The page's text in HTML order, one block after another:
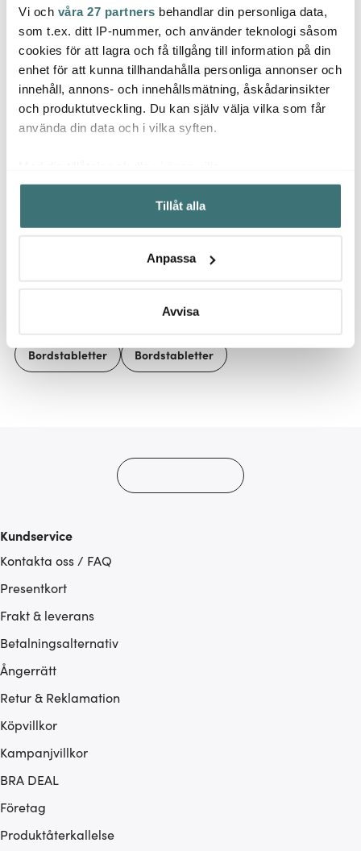
Vi och våra 27 partners behandlar din personliga data,
som t.ex. ditt IP-nummer, och använder teknologi såsom
cookies för att lagra och få tillgång till information på din
enhet för att kunna tillhandahålla personliga annonser och
innehåll, annons- och innehållsmätning, åskådarinsikter
och produktutveckling. Du kan själv välja vilka som får
använda din data och i vilka syften.
Samla in information om din geografiska plats som
kan ha en noggrannhet på upp till flera meter
Identifiera din enhet genom att aktivt skanna den för
Ta reda på mer om hur dina personliga uppgifter
Du kan ändra eller dra tillbaka ditt samtycke när som
Vi använder cookies för att innehållet och annonserna
Tillåt alla
Anpassa
Avvisa
Ziczac
Tuscan Glasunderlägg
Valnöt
35 kr 69 kr
I lager
Ziczac
Nuno Glasunderlägg 10
cm 4-pack Beige
101 kr 169 kr
I lager
2-
329
Låt dig inspireras av våra kunder
Bordstabletter Bordstabletter
Kundservice
Kontakta oss / FAQ
Presentkort
Frakt & leverans
Betalningsalternativ
Ångerrätt
Retur & Reklamation
Köpvillkor
Kampanjvillkor
BRA DEAL
Företag
Produktåterkallelse